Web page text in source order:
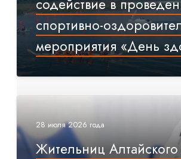
содействие в
спортивно-
мероприятия «День
28 июля 2026 года
Жительниц Алтайского